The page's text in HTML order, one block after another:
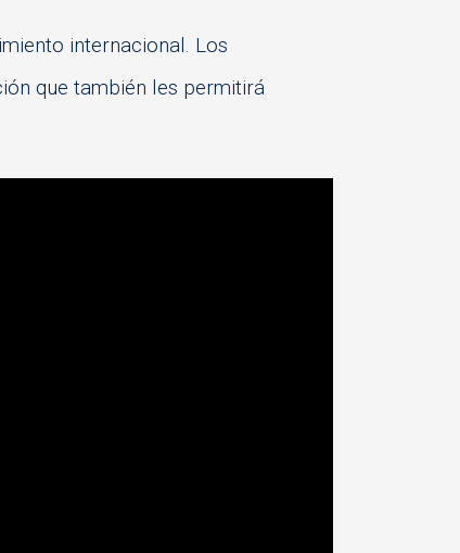
internacional. Los
que también les permitirá